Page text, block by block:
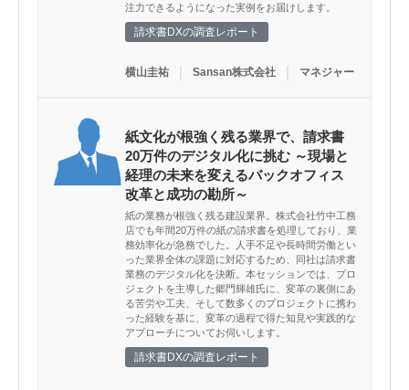
注力できるようになった実例をお届けします。
請求書DXの調査レポート
横山圭祐 Sansan株式会社 マネジャー
紙文化が根強く残る業界で、請求書
20万件のデジタル化に挑む ～現場と
経理の未来を変えるバックオフィス
改革と成功の勘所～
紙の業務が根強く残る建設業界。株式会社竹中工務
店でも年間20万件の紙の請求書を処理しており、業
務効率化が急務でした。人手不足や長時間労働とい
った業界全体の課題に対応するため、同社は請求書
業務のデジタル化を決断。本セッションでは、プロ
ジェクトを主導した郷門輝雄氏に、変革の裏側にあ
る苦労や工夫、そして数多くのプロジェクトに携わ
った経験を基に、変革の過程で得た知見や実践的な
アプローチについてお伺いします。
請求書DXの調査レポート